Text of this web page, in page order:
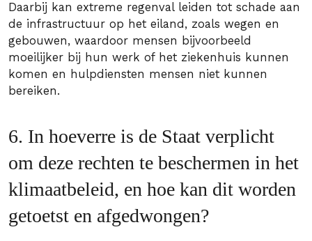
Daarbij kan extreme regenval leiden tot schade aan
de infrastructuur op het eiland, zoals wegen en
gebouwen, waardoor mensen bijvoorbeeld
moeilijker bij hun werk of het ziekenhuis kunnen
komen en hulpdiensten mensen niet kunnen
bereiken.
6. In hoeverre is de Staat verplicht
om deze rechten te beschermen in het
klimaatbeleid, en hoe kan dit worden
getoetst en afgedwongen?